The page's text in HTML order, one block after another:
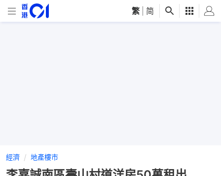
繁 简
經濟 地產樓市